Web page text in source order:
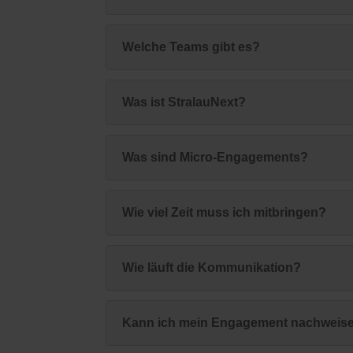
Welche Teams gibt es?
Was ist StralauNext?
Was sind Micro-Engagements?
Wie viel Zeit muss ich mitbringen?
Wie läuft die Kommunikation?
Kann ich mein Engagement